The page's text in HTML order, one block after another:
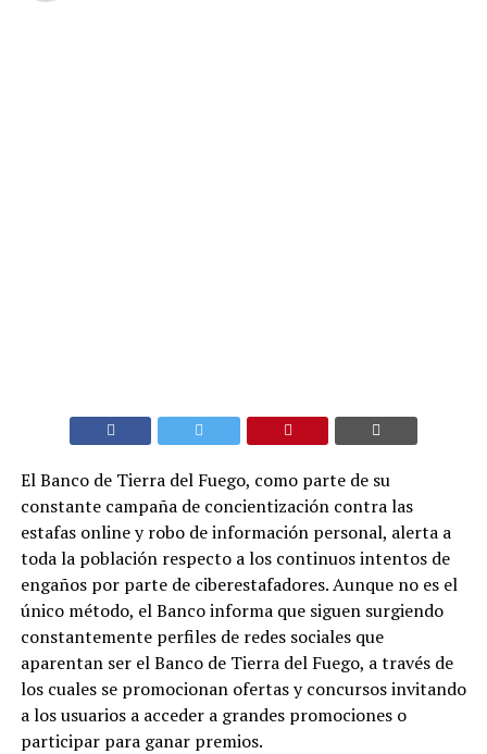
El Banco de Tierra del Fuego, como parte de su
constante campaña de concientización contra las
estafas online y robo de información personal, alerta a
toda la población respecto a los continuos intentos de
engaños por parte de ciberestafadores. Aunque no es el
único método, el Banco informa que siguen surgiendo
constantemente perfiles de redes sociales que
aparentan ser el Banco de Tierra del Fuego, a través de
los cuales se promocionan ofertas y concursos invitando
a los usuarios a acceder a grandes promociones o
participar para ganar premios.